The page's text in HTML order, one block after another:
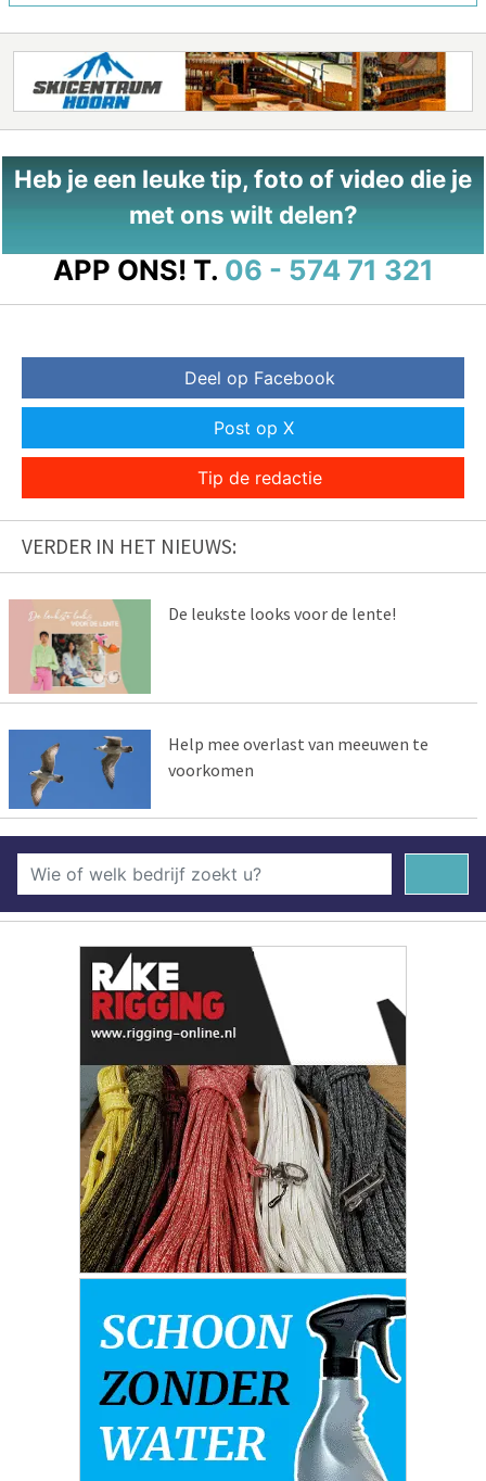
Heb je een leuke tip, foto of video die je
met ons wilt delen?
APP ONS! T. 06 - 574 71 321
Deel op Facebook
Post op X
Tip de redactie
VERDER IN HET NIEUWS:
De leukste looks voor de lente!
Help mee overlast van meeuwen te
voorkomen